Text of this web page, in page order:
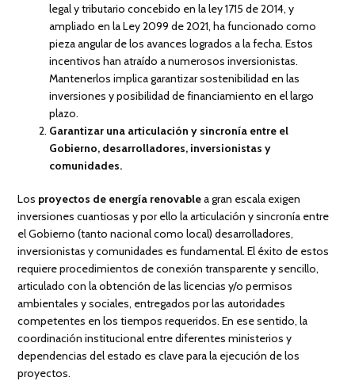
legal y tributario concebido en la ley 1715 de 2014, y
ampliado en la Ley 2099 de 2021, ha funcionado como
pieza angular de los avances logrados a la fecha. Estos
incentivos han atraído a numerosos inversionistas.
Mantenerlos implica garantizar sostenibilidad en las
inversiones y posibilidad de financiamiento en el largo
plazo.
Garantizar una articulación y sincronía entre el
Gobierno, desarrolladores, inversionistas y
comunidades.
Los proyectos de energía renovablea gran escala exigen
inversiones cuantiosas y por ello la articulación y sincronía entre
el Gobierno (tanto nacional como local) desarrolladores,
inversionistas y comunidades es fundamental. El éxito de estos
requiere procedimientos de conexión transparente y sencillo,
articulado con la obtención de las licencias y/o permisos
ambientales y sociales, entregados por las autoridades
competentes en los tiempos requeridos. En ese sentido, la
coordinación institucional entre diferentes ministerios y
dependencias del estado es clave para la ejecución de los
proyectos.